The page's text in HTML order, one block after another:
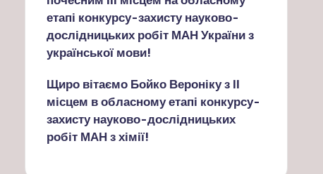
етапі конкурсу-захисту науково-
дослідницьких робіт МАН України з
української мови!
Щиро вітаємо Бойко Вероніку з ІІ
місцем в обласному етапі конкурсу-
захисту науково-дослідницьких
робіт МАН з хімії!